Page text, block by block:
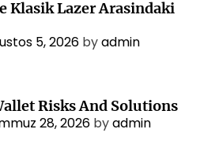
Klasik Lazer Arasindaki
5, 2026 byadmin
Risks And Solutions
28, 2026 byadmin